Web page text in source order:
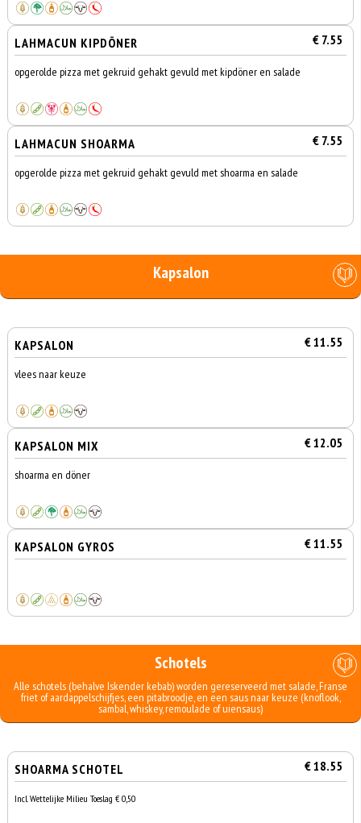
LAHMACUN KIPDÖNER € 7.55
opgerolde pizza met gekruid gehakt gevuld met kipdöner en salade
LAHMACUN SHOARMA € 7.55
opgerolde pizza met gekruid gehakt gevuld met shoarma en salade
Kapsalon
KAPSALON € 11.55
vlees naar keuze
KAPSALON MIX € 12.05
shoarma en döner
KAPSALON GYROS € 11.55
Schotels
Alle schotels (behalve Iskender kebab) worden gereserveerd met salade, Franse
friet of aardappelschijfjes, een pitabroodje, en een saus naar keuze (knoflook,
sambal, whiskey, remoulade of uiensaus)
SHOARMA SCHOTEL € 18.55
Incl. Wettelijke Milieu Toeslag € 0,50